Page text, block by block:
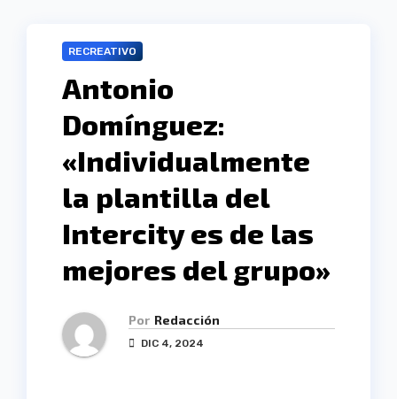
RECREATIVO
Antonio
Domínguez:
«Individualmente
la plantilla del
Intercity es de las
mejores del grupo»
Por Redacción
DIC 4, 2024